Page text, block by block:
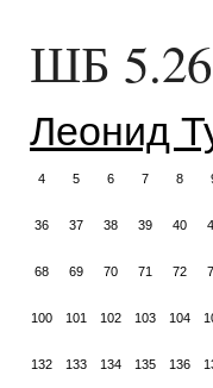
ШБ
Леонид
4 5 6 7 8
36 37 38 39 40
68 69 70 71 72
100 101 102 103 104
132 133 134 135 136